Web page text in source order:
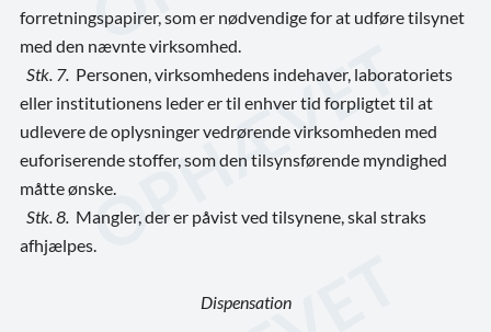
forretningspapirer, som er nødvendige for at udføre tilsynet
med den nævnte virksomhed.
Stk. 7. Personen, virksomhedens indehaver, laboratoriets
eller institutionens leder er til enhver tid forpligtet til at
udlevere de oplysninger vedrørende virksomheden med
euforiserende stoffer, som den tilsynsførende myndighed
måtte ønske.
Stk. 8. Mangler, der er påvist ved tilsynene, skal straks
afhjælpes.
Dispensation